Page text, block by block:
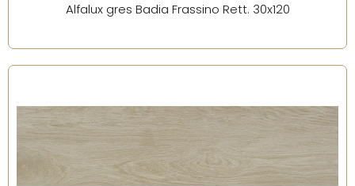
Alfalux gres Badia Frassino Rett. 30x120